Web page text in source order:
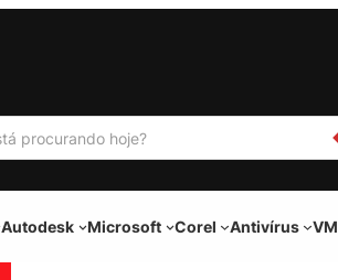
Autodesk Microsoft Corel Antivírus